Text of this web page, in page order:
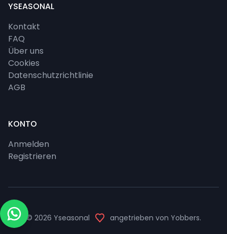
YSEASONAL
Kontakt
FAQ
Über uns
Cookies
Datenschutzrichtlinie
AGB
KONTO
Anmelden
Registrieren
© 2026 Yseasonal angetrieben von Yobbers.